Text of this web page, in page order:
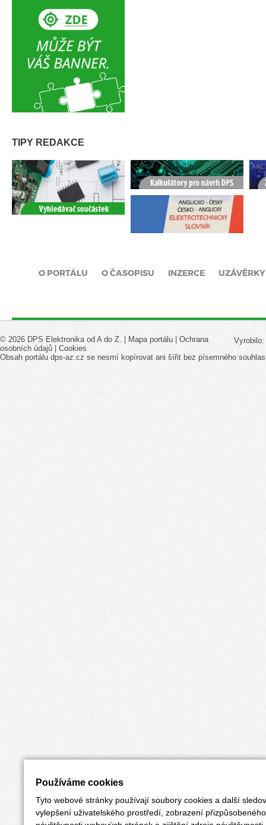
TIPY REDAKCE
O PORTÁLU O ČASOPISU INZERCE UZÁVĚRKY
Vyrobilo:
© 2026 DPS Elektronika od A do Z. | Mapa portálu | Ochrana
osobních údajů | Cookies
Obsah portálu dps-az.cz se nesmí kopírovat ani šířit bez písemného
Používáme cookies
Tyto webové stránky používají soubory cookies a další
vylepšení uživatelského prostředí, zobrazení